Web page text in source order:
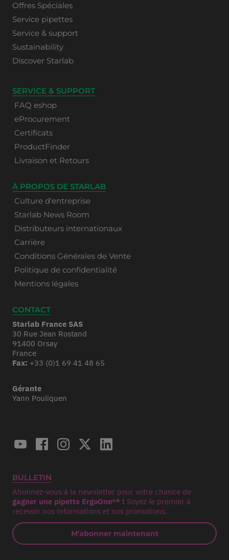
Offres Spéciales
Service pipettes
Service & support
Sustainability
Discover Starlab
SERVICE & SUPPORT
FAQ eshop
eProcurement
Certificats
ProductFinder
Livraison et Retours
À PROPOS DE STARLAB
Culture d'entreprise
Starlab News Room
Distributeurs internationaux
Carrière
Conditions Générales de Vente
Politique de confidentialité
Mentions légales
CONTACT
Starlab France SAS
30 Rue Jean Rostand
91400 Orsay
France
Fax: +33 (0)1 69 41 48 65
Gérante
Yann Pouliquen
BULLETIN
Abonnez-vous à la newsletter pour votre chance de
gagner une pipette ErgoOne®* ! Soyez le premier à
recevoir nos informations et nos promotions.
M'abonner maintenant